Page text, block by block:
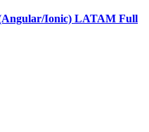
Ionic) LATAM Full